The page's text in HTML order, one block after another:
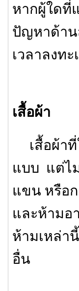
หากผู้ใดที่
ปัญหาด้าน
เวลาลงทะ
เสื้อผ้า
เสื้อผ้าที่
แบบ แต่ไ
แขน หรือ
และห้ามอ
ห้ามเหล่า
อื่น